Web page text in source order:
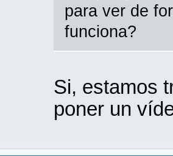
para ver de
funciona?
Si, estamos
poner un